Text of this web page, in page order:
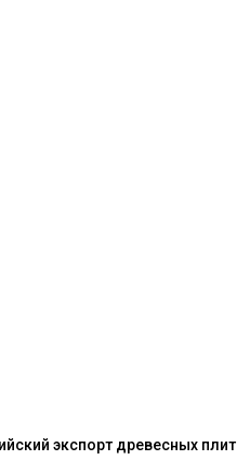
экспорт древесных плит